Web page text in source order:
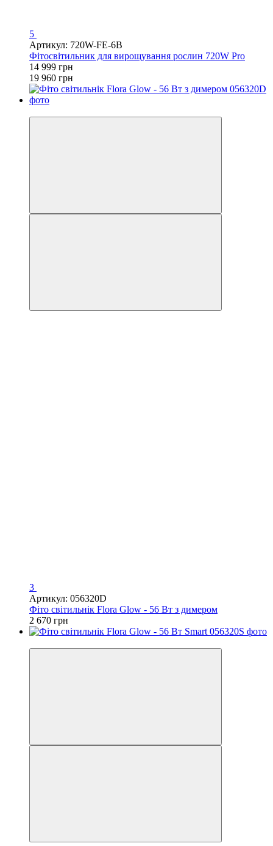
5
Артикул: 720W-FE-6B
Фітосвітильник для вирощування рослин 720W Pro
14 999 грн
19 960 грн
3
Артикул: 056320D
Фіто світильнік Flora Glow - 56 Вт з димером
2 670 грн